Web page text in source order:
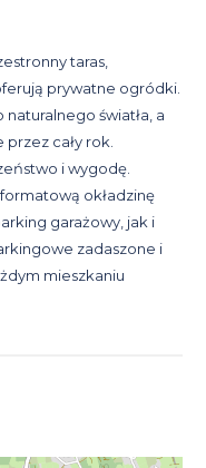
taras,
prywatne ogródki.
światła, a
cały rok.
i wygodę.
okładzinę
garażowy, jak i
zadaszone i
mieszkaniu